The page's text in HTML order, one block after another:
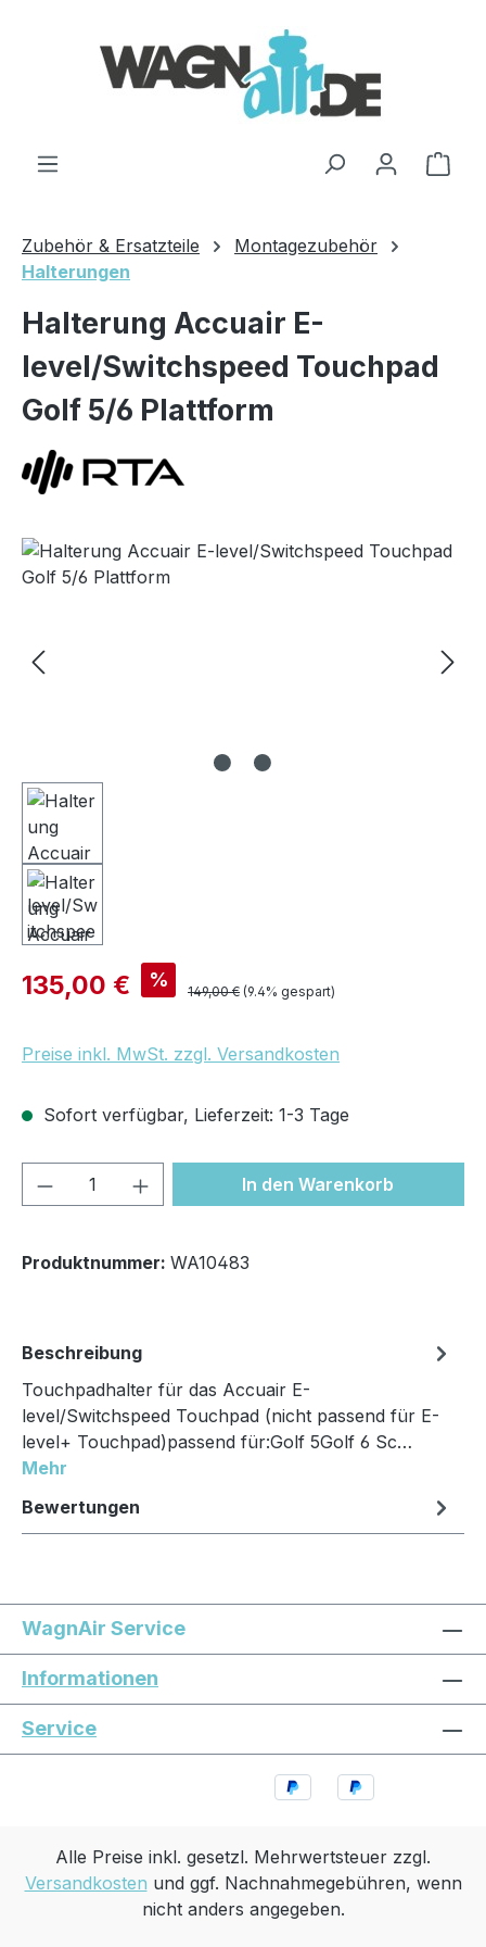
Zubehör & Ersatzteile
Montagezubehör
Halterungen
Halterung Accuair E-
level/Switchspeed Touchpad
Golf 5/6 Plattform
Bildergalerie überspringen
Verkaufspreis:
135,00 € % Regulärer Preis:
149,00 € (9.4% gespart)
Preise inkl. MwSt. zzgl. Versandkosten
Sofort verfügbar, Lieferzeit: 1-3 Tage
Produkt Anzahl: Gib denIn den Warenkorb
Produktnummer: WA10483
Beschreibung
Touchpadhalter für das Accuair E-
level/Switchspeed Touchpad (nicht passend für E-
level+ Touchpad)passend für:Golf 5Golf 6 Sc…
Mehr
Bewertungen
WagnAir Service
Informationen
Service
Alle Preise inkl. gesetzl. Mehrwertsteuer zzgl.
Versandkosten und ggf. Nachnahmegebühren, wenn
nicht anders angegeben.